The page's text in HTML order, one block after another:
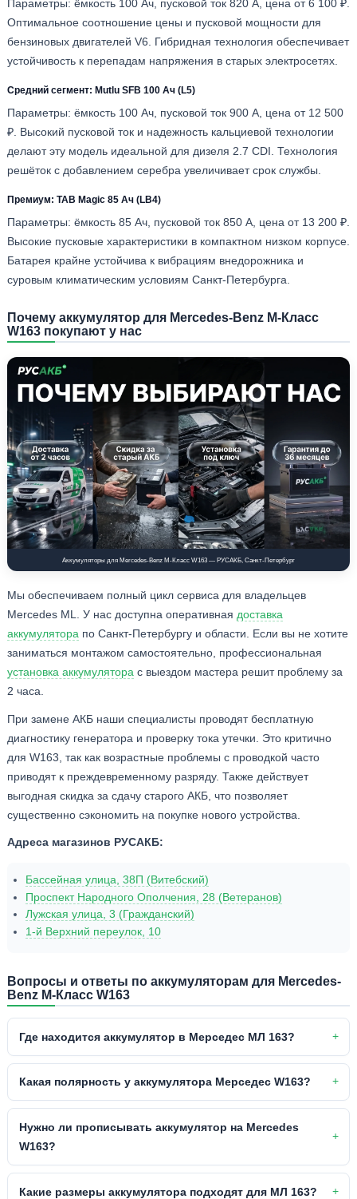
Параметры: ёмкость 100 Ач, пусковой ток 820 А, цена от 6 100 ₽.
Оптимальное соотношение цены и пусковой мощности для
бензиновых двигателей V6. Гибридная технология обеспечивает
устойчивость к перепадам напряжения в старых электросетях.
Средний сегмент: Mutlu SFB 100 Ач (L5)
Параметры: ёмкость 100 Ач, пусковой ток 900 А, цена от 12 500
₽. Высокий пусковой ток и надежность кальциевой технологии
делают эту модель идеальной для дизеля 2.7 CDI. Технология
решёток с добавлением серебра увеличивает срок службы.
Премиум: TAB Magic 85 Ач (LB4)
Параметры: ёмкость 85 Ач, пусковой ток 850 А, цена от 13 200 ₽.
Высокие пусковые характеристики в компактном низком корпусе.
Батарея крайне устойчива к вибрациям внедорожника и
суровым климатическим условиям Санкт-Петербурга.
Почему аккумулятор для Mercedes-Benz M-Класс
W163 покупают у нас
Аккумуляторы для Mercedes-Benz M-Класс W163 — РУСАКБ, Санкт-Петербург
Мы обеспечиваем полный цикл сервиса для владельцев
Mercedes ML. У нас доступна оперативная доставка
аккумулятора по Санкт-Петербургу и области. Если вы не хотите
заниматься монтажом самостоятельно, профессиональная
установка аккумулятора с выездом мастера решит проблему за
2 часа.
При замене АКБ наши специалисты проводят бесплатную
диагностику генератора и проверку тока утечки. Это критично
для W163, так как возрастные проблемы с проводкой часто
приводят к преждевременному разряду. Также действует
выгодная скидка за сдачу старого АКБ, что позволяет
существенно сэкономить на покупке нового устройства.
Адреса магазинов РУСАКБ:
Бассейная улица, 38П (Витебский)
Проспект Народного Ополчения, 28 (Ветеранов)
Лужская улица, 3 (Гражданский)
1-й Верхний переулок, 10
Вопросы и ответы по аккумуляторам для Mercedes-
Benz M-Класс W163
Где находится аккумулятор в Мерседес МЛ 163?
Какая полярность у аккумулятора Мерседес W163?
Нужно ли прописывать аккумулятор на Mercedes
W163?
Какие размеры аккумулятора подходят для МЛ 163?